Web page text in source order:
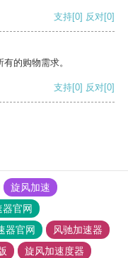
支持[0] 反对[0]
的购物需求。
支持[0] 反对[0]
旋风加速
器官网
器官网
风驰加速器
旋风加速度器